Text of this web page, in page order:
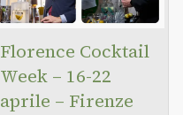
Florence Cocktail
Week – 16-22
aprile – Firenze